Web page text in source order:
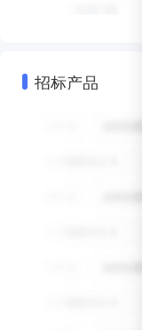
招标产品